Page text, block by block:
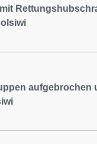
aufgebrochen